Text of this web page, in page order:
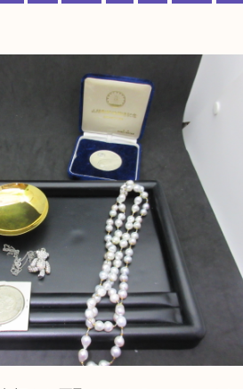
に来てよかった！そう思って
ます！
K24
日:2026/03/27
製品 金杯 純金 K24 ）
リー 宝石 金製品 K18 金杯 銀製品